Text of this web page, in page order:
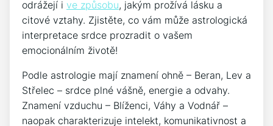
odrážejí i ve způsobu, jakým prožívá lásku a
citové vztahy. Zjistěte, co vám může astrologická
interpretace srdce prozradit o vašem
emocionálním životě!
Podle astrologie mají znamení ohně – Beran, Lev a
Střelec – srdce plné vášně, energie a odvahy.
Znamení vzduchu – Blíženci, Váhy a Vodnář –
naopak charakterizuje intelekt, komunikativnost a